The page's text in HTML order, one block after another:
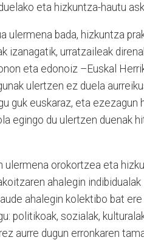
eta hizkuntza-hautu
ulermena bada, hizkuntza
izanagatik, urratzaileak
eta edonoiz –Euskal
ulertzen ez duela
guk euskaraz, eta
egingo du ulertzen duenak
ulermena orokortzea eta
ahalegin
ahalegin kolektibo bat
politikoak, sozialak,
aurre dugun erronkaren